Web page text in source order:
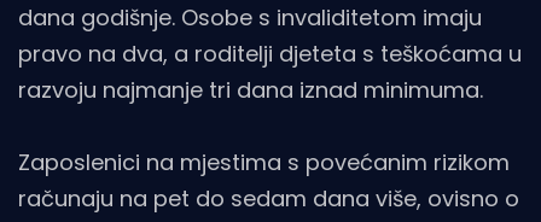
dana godišnje. Osobe s invaliditetom imaju
pravo na dva, a roditelji djeteta s teškoćama u
razvoju najmanje tri dana iznad minimuma.
Zaposlenici na mjestima s povećanim rizikom
računaju na pet do sedam dana više, ovisno o